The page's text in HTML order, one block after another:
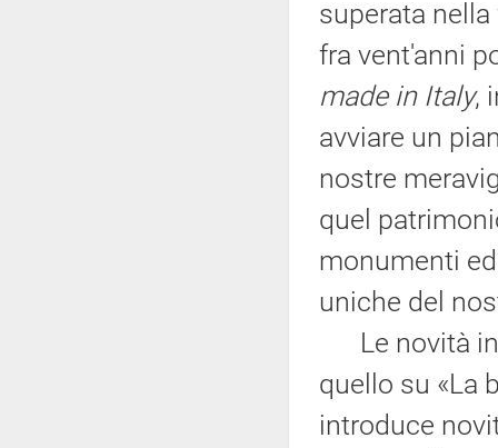
superata
fra vent'anni
made in Italy,
avviare un
nostre
quel
monumenti
uniche del
Le novità
quello su «La
introduce